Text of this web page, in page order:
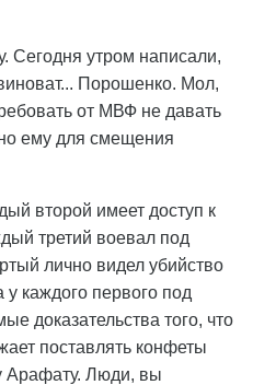
Сегодня утром написали,
Порошенко. Мол,
от МВФ не давать
ему для смещения
второй имеет доступ к
третий воевал под
лично видел убийство
у каждого первого под
доказательства того, что
поставлять конфеты
Арафату. Люди, вы